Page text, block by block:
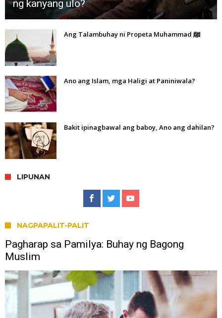
ng kanyang ulo?
Ang Talambuhay ni Propeta Muhammad ﷺ
Ano ang Islam, mga Haligi at Paniniwala?
Bakit ipinagbawal ang baboy, Ano ang dahilan?
LIPUNAN
NAGPAPALIT-PALIT
Pagharap sa Pamilya: Buhay ng Bagong
Muslim